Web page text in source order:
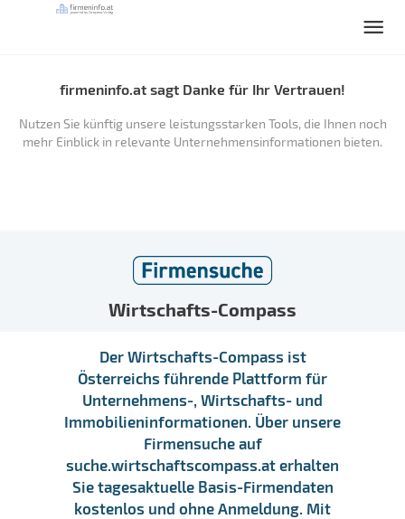
firmeninfo.at sagt Danke für Ihr Vertrauen!
Nutzen Sie künftig unsere leistungsstarken Tools, die Ihnen noch
mehr Einblick in relevante Unternehmensinformationen bieten.
Wirtschafts-Compass
Der Wirtschafts-Compass ist
Österreichs führende Plattform für
Unternehmens-, Wirtschafts- und
Immobilieninformationen. Über unsere
Firmensuche auf
suche.wirtschaftscompass.at erhalten
Sie tagesaktuelle Basis-Firmendaten
kostenlos und ohne Anmeldung. Mit